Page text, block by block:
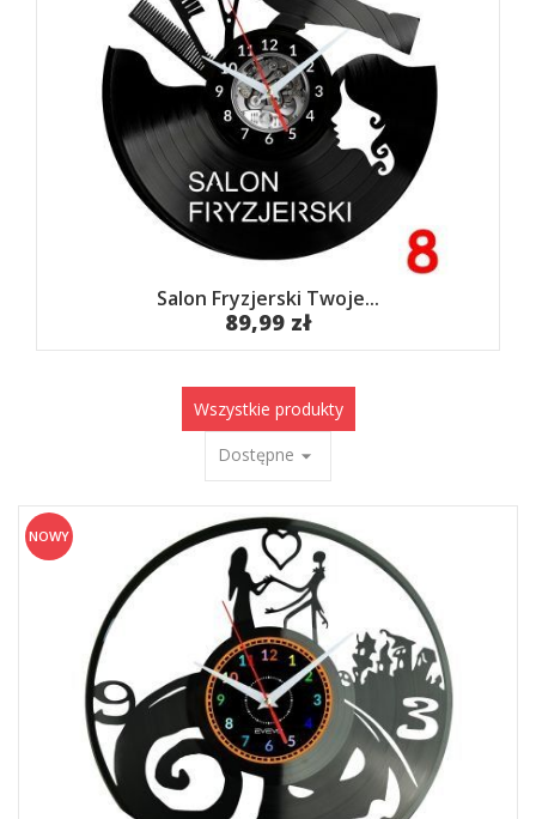
Salon Fryzjerski Twoje...
89,99 zł
Wszystkie produkty
Dostępne arrow_drop_down
NOWY